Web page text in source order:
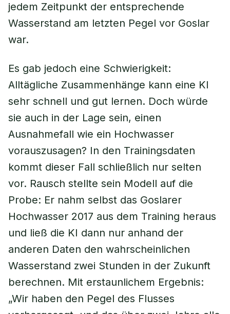
jedem Zeitpunkt der entsprechende
Wasserstand am letzten Pegel vor Goslar
war.
Es gab jedoch eine Schwierigkeit:
Alltägliche Zusammenhänge kann eine KI
sehr schnell und gut lernen. Doch würde
sie auch in der Lage sein, einen
Ausnahmefall wie ein Hochwasser
vorauszusagen? In den Trainingsdaten
kommt dieser Fall schließlich nur selten
vor. Rausch stellte sein Modell auf die
Probe: Er nahm selbst das Goslarer
Hochwasser 2017 aus dem Training heraus
und ließ die KI dann nur anhand der
anderen Daten den wahrscheinlichen
Wasserstand zwei Stunden in der Zukunft
berechnen. Mit erstaunlichem Ergebnis:
„Wir haben den Pegel des Flusses